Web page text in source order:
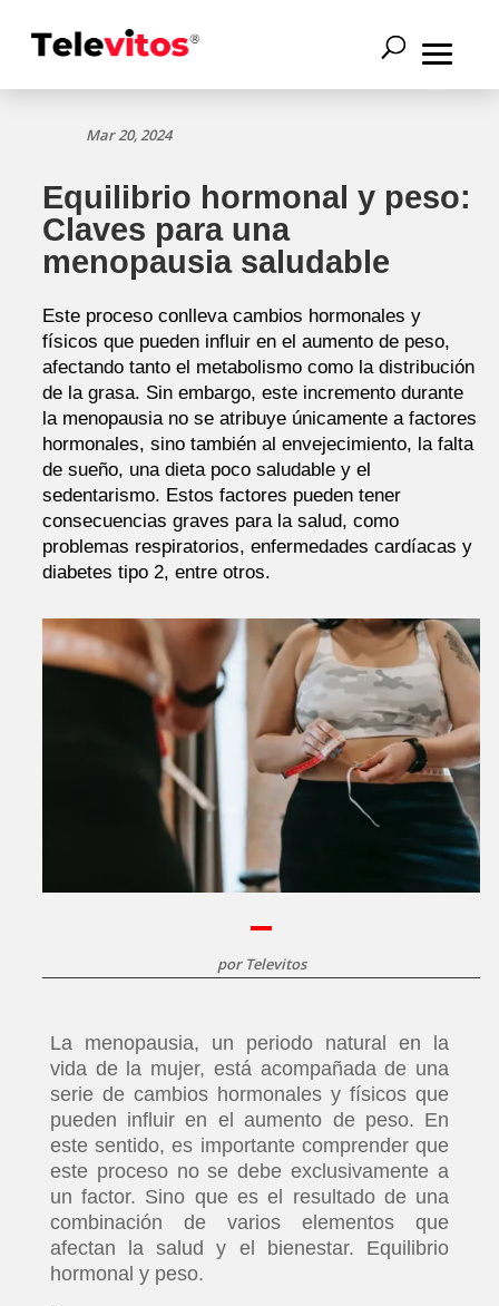
Mar 20, 2024
Equilibrio hormonal y peso:
Claves para una
menopausia saludable
Este proceso conlleva cambios hormonales y
físicos que pueden influir en el aumento de peso,
afectando tanto el metabolismo como la distribución
de la grasa. Sin embargo, este incremento durante
la menopausia no se atribuye únicamente a factores
hormonales, sino también al envejecimiento, la falta
de sueño, una dieta poco saludable y el
sedentarismo. Estos factores pueden tener
consecuencias graves para la salud, como
problemas respiratorios, enfermedades cardíacas y
diabetes tipo 2, entre otros.
por Televitos
La menopausia, un periodo natural en la
vida de la mujer, está acompañada de una
serie de cambios hormonales y físicos que
pueden influir en el aumento de peso. En
este sentido, es importante comprender que
este proceso no se debe exclusivamente a
un factor. Sino que es el resultado de una
combinación de varios elementos que
afectan la salud y el bienestar. Equilibrio
hormonal y peso.